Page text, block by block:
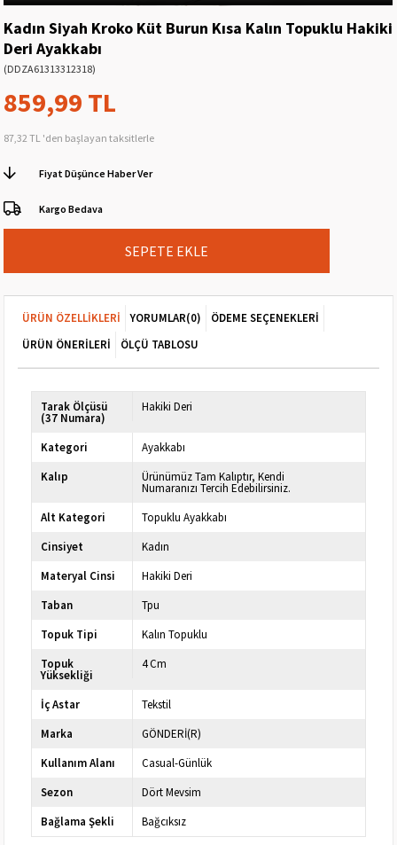
Kadın Siyah Kroko Küt Burun Kısa Kalın Topuklu Hakiki
Deri Ayakkabı
(DDZA61313312318)
859,99 TL
87,32 TL 'den başlayan taksitlerle
Fiyat Düşünce Haber Ver
Kargo Bedava
ÜRÜN ÖZELLIKLERI YORUMLAR(0)
ÖDEME SEÇENEKLERI
ÜRÜN ÖNERILERI
ÖLÇÜ TABLOSU
Tarak Ölçüsü
(37 Numara)
Hakiki Deri
Kategori
Ayakkabı
Kalıp
Ürünümüz Tam Kalıptır, Kendi
Numaranızı Tercih Edebilirsiniz.
Alt Kategori
Topuklu Ayakkabı
Cinsiyet
Kadın
Materyal Cinsi
Hakiki Deri
Taban
Tpu
Topuk Tipi
Kalın Topuklu
Topuk
Yüksekliği
4 Cm
İç Astar
Tekstil
Marka
GÖNDERİ(R)
Kullanım Alanı
Casual-Günlük
Sezon
Dört Mevsim
Bağlama Şekli
Bağcıksız